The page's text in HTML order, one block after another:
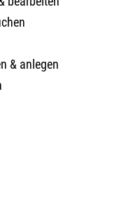
& anlegen